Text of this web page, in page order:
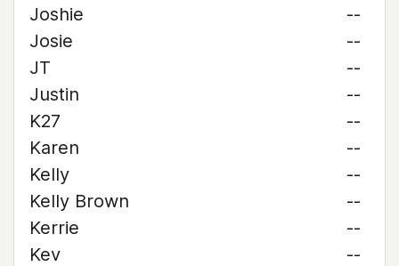
Joshie
--
Josie
--
JT
--
Justin
--
K27
--
Karen
--
Kelly
--
Kelly Brown
--
Kerrie
--
Kev
--